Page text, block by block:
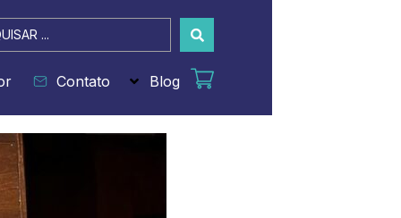
Contato Blog